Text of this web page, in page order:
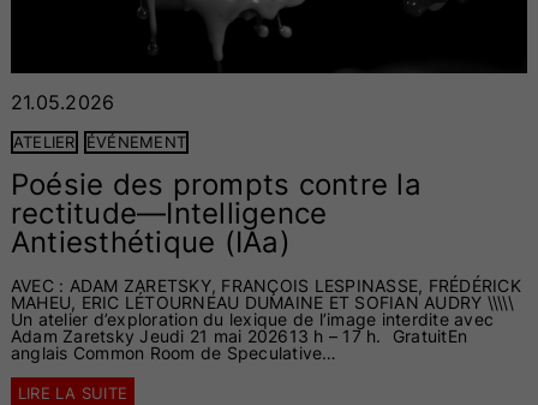
21.05.2026
ATELIER ÉVÉNEMENT
Poésie des prompts contre la
rectitude—Intelligence
Antiesthétique (IAa)
AVEC : ADAM ZARETSKY, FRANÇOIS LESPINASSE, FRÉDÉRICK
MAHEU, ERIC LÉTOURNEAU DUMAINE ET SOFIAN AUDRY \\\\\
Un atelier d’exploration du lexique de l’image interdite avec
Adam Zaretsky Jeudi 21 mai 202613 h – 17 h. GratuitEn
anglais Common Room de Speculative…
LIRE LA SUITE